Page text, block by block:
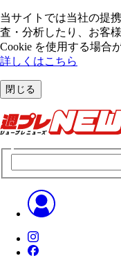
当サイトでは当社の提
査・分析したり、お客
Cookie を使⽤する場合
詳しくはこちら
閉じる